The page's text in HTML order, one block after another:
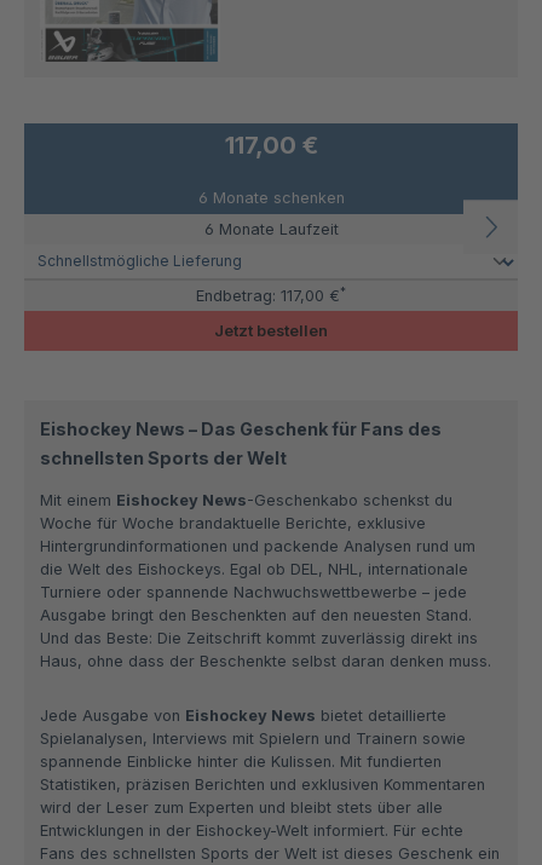
117,00 €
6 Monate schenken
6 Monate Laufzeit
Endbetrag: 117,00 €*
Jetzt bestellen
Eishockey News – Das Geschenk für Fans des
schnellsten Sports der Welt
Mit einem Eishockey News-Geschenkabo schenkst du
Woche für Woche brandaktuelle Berichte, exklusive
Hintergrundinformationen und packende Analysen rund um
die Welt des Eishockeys. Egal ob DEL, NHL, internationale
Turniere oder spannende Nachwuchswettbewerbe – jede
Ausgabe bringt den Beschenkten auf den neuesten Stand.
Und das Beste: Die Zeitschrift kommt zuverlässig direkt ins
Haus, ohne dass der Beschenkte selbst daran denken muss.
Jede Ausgabe von Eishockey News bietet detaillierte
Spielanalysen, Interviews mit Spielern und Trainern sowie
spannende Einblicke hinter die Kulissen. Mit fundierten
Statistiken, präzisen Berichten und exklusiven Kommentaren
wird der Leser zum Experten und bleibt stets über alle
Entwicklungen in der Eishockey-Welt informiert. Für echte
Fans des schnellsten Sports der Welt ist dieses Geschenk ein